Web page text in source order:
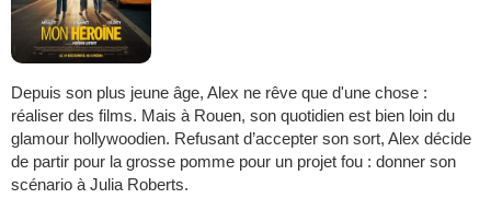
Depuis son plus jeune âge, Alex ne rêve que d'une chose :
réaliser des films. Mais à Rouen, son quotidien est bien loin du
glamour hollywoodien. Refusant d’accepter son sort, Alex décide
de partir pour la grosse pomme pour un projet fou : donner son
scénario à Julia Roberts.